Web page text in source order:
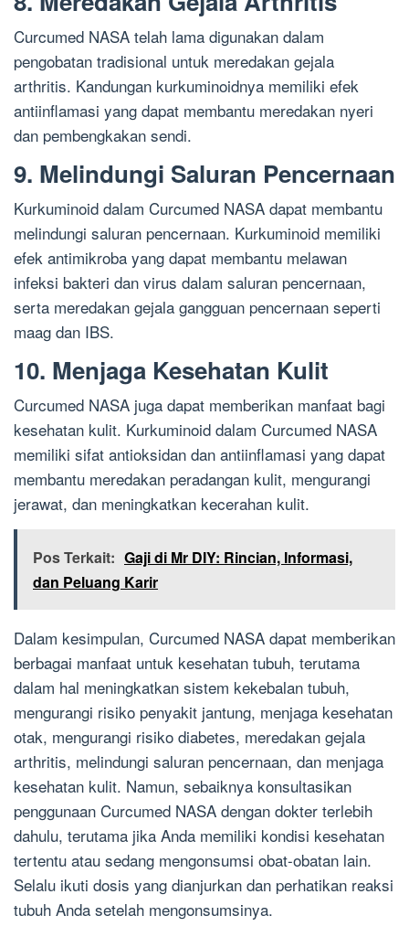
Curcumed NASA telah lama digunakan dalam
pengobatan tradisional untuk meredakan gejala
arthritis. Kandungan kurkuminoidnya memiliki efek
antiinflamasi yang dapat membantu meredakan nyeri
dan pembengkakan sendi.
9. Melindungi Saluran Pencernaan
Kurkuminoid dalam Curcumed NASA dapat membantu
melindungi saluran pencernaan. Kurkuminoid memiliki
efek antimikroba yang dapat membantu melawan
infeksi bakteri dan virus dalam saluran pencernaan,
serta meredakan gejala gangguan pencernaan seperti
maag dan IBS.
10. Menjaga Kesehatan Kulit
Curcumed NASA juga dapat memberikan manfaat bagi
kesehatan kulit. Kurkuminoid dalam Curcumed NASA
memiliki sifat antioksidan dan antiinflamasi yang dapat
membantu meredakan peradangan kulit, mengurangi
jerawat, dan meningkatkan kecerahan kulit.
Pos Terkait: Gaji di Mr DIY: Rincian, Informasi,
dan Peluang Karir
Dalam kesimpulan, Curcumed NASA dapat memberikan
berbagai manfaat untuk kesehatan tubuh, terutama
dalam hal meningkatkan sistem kekebalan tubuh,
mengurangi risiko penyakit jantung, menjaga kesehatan
otak, mengurangi risiko diabetes, meredakan gejala
arthritis, melindungi saluran pencernaan, dan menjaga
kesehatan kulit. Namun, sebaiknya konsultasikan
penggunaan Curcumed NASA dengan dokter terlebih
dahulu, terutama jika Anda memiliki kondisi kesehatan
tertentu atau sedang mengonsumsi obat-obatan lain.
Selalu ikuti dosis yang dianjurkan dan perhatikan reaksi
tubuh Anda setelah mengonsumsinya.